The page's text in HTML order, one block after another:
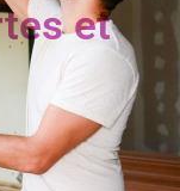
et